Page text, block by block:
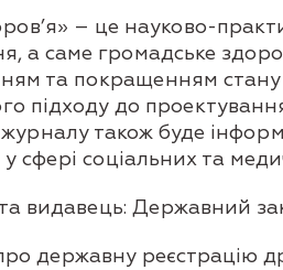
– це науково-
а саме громадське
та покращенням
підходу до
журналу також буде
сфері соціальних та
видавець: Державний
державну реєстрацію